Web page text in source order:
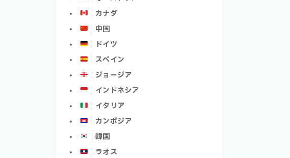
｜カナダ
｜中国
｜ドイツ
｜スペイン
｜ジョージア
｜インドネシア
｜イタリア
｜カンボジア
｜韓国
｜ラオス